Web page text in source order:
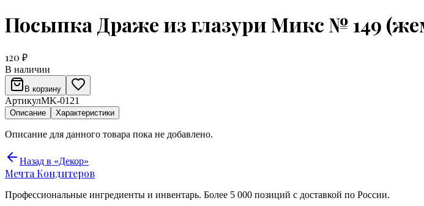
Посыпка Драже из глазури Микс № 149
120 ₽
В наличии
В корзину
АртикулMK-0121
Описание Характеристики
Описание для данного товара пока не добавлено.
Назад в «Декор»
Мечта Кондитеров
Профессиональные ингредиенты и инвентарь. Более 5 000 позиций с доставкой по России.